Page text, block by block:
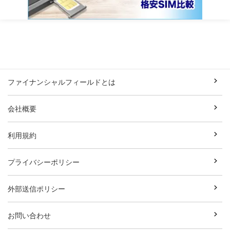
ファイナンシャルフィールドとは
会社概要
利用規約
プライバシーポリシー
外部送信ポリシー
お問い合わせ